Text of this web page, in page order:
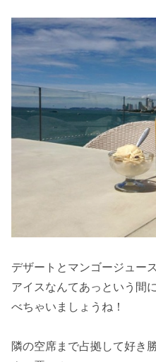
デザートとマンゴージュー
アイスなんてあっという間
べちゃいましょうね！
隣の空席まで占拠して好き